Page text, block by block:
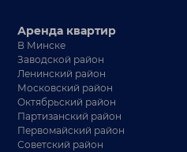
Аренда квартир
В Минске
Заводской район
Ленинский район
Московский район
Октябрьский район
Партизанский район
Первомайский район
Советский район